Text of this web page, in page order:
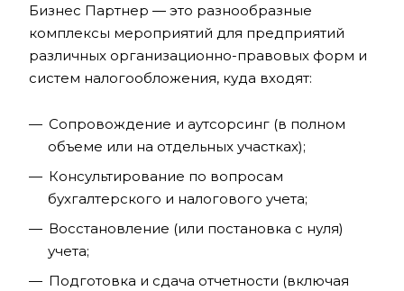
Бизнес Партнер ― это разнообразные
комплексы мероприятий для предприятий
различных организационно-правовых форм и
систем налогообложения, куда входят:
Сопровождение и аутсорсинг (в полном
объеме или на отдельных участках);
Консультирование по вопросам
бухгалтерского и налогового учета;
Восстановление (или постановка с нуля)
учета;
Подготовка и сдача отчетности (включая